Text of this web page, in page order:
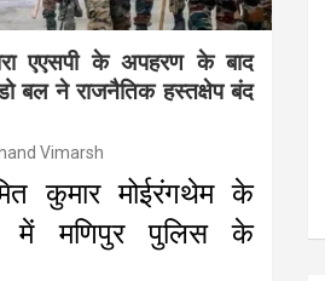
एएसपी के अपहरण के बाद
बल ने राजनैतिक हस्तक्षेप बंद
Vimarsh
कुमार मोईरंगथेम के
में मणिपुर पुलिस के